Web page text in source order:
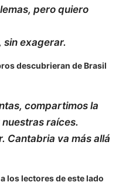
pero quiero
sin exagerar.
descubrieran de Brasil
compartimos la
raíces.
Cantabria va más allá
los lectores de este lado